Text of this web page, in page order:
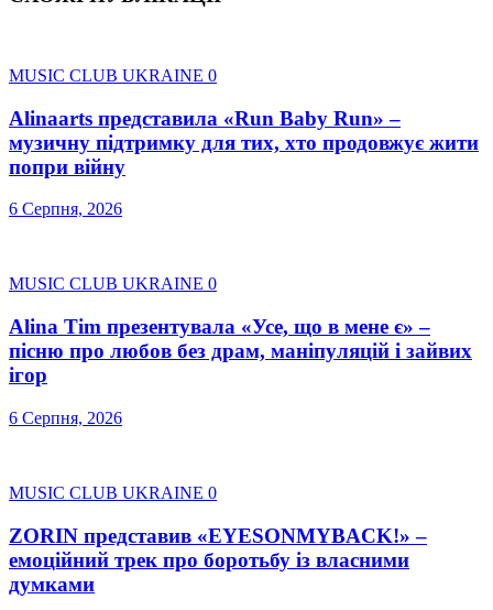
MUSIC CLUB UKRAINE 0
Alinaarts представила «Run Baby Run» –
музичну підтримку для тих, хто продовжує жити
попри війну
6 Серпня, 2026
MUSIC CLUB UKRAINE 0
Alina Tim презентувала «Усе, що в мене є» –
пісню про любов без драм, маніпуляцій і зайвих
ігор
6 Серпня, 2026
MUSIC CLUB UKRAINE 0
ZORIN представив «EYESONMYBACK!» –
емоційний трек про боротьбу із власними
думками